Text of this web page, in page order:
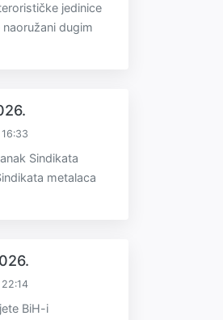
jedinice
dugim
Sindikata
metalaca
BiH-i